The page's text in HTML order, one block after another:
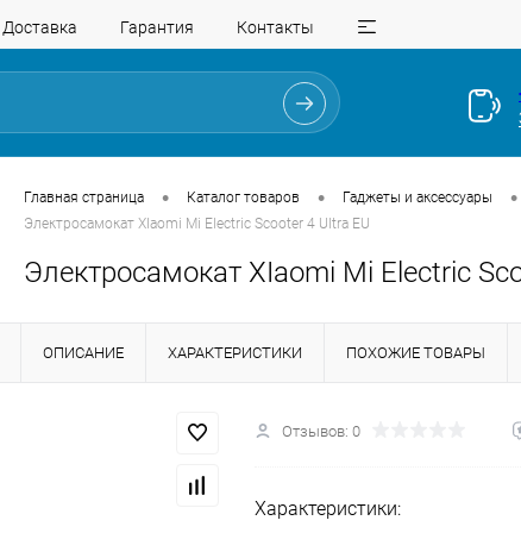
Доставка Гарантия Контакты
Главная страница • Каталог товаров • Гаджеты и аксессуары •
Электросамокат XIaomi Mi Electric Scooter 4 Ultra EU
Электросамокат XIaomi Mi Electric
ОПИСАНИЕ ХАРАКТЕРИСТИКИ ПОХОЖИЕ ТОВАРЫ
Отзывов: 0
Характеристики:
Разбейтеоплату